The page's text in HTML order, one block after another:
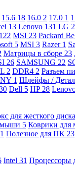
15.6 18 16.0 2 17.0 1
13 Lenovo 131 LG 2
122 MSI 23 Packard
5 MSI 3 Razer 1
Матрицы в сборе 23
26 SAMSUNG 22
2 DDR4 2 Разъем
1 Шлейфы /
Dell 5 HP 28
для жесткого диска
мыши 5 Коврики
1 Полезное для ПК 23
Intel 31 Процессоры